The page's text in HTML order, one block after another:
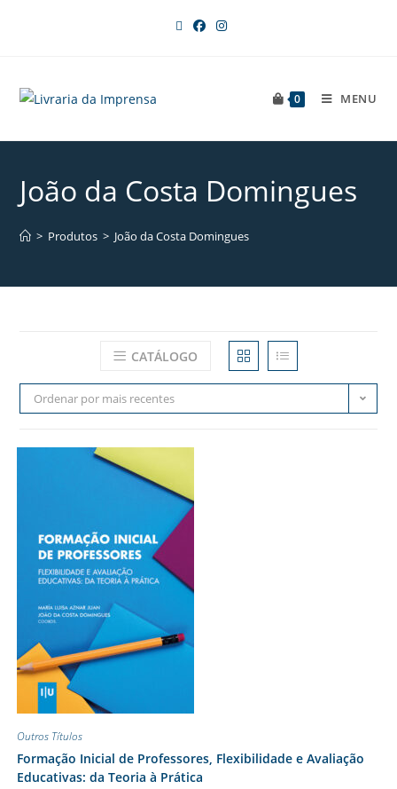
0 MENU
João da Costa Domingues
> Produtos > João da Costa Domingues
CATÁLOGO
Ordenar por mais recentes
Outros Títulos
Formação Inicial de Professores, Flexibilidade e Avaliação
Educativas: da Teoria à Prática